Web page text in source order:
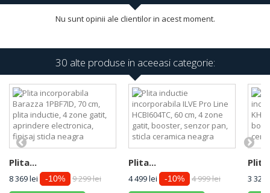
Nu sunt opinii ale clientilor in acest moment.
30 alte produse in aceeasi categorie:
Plita...
8 369 lei -10% 9 299 lei
Plita...
4 499 lei -10% 4 999 lei 3 329